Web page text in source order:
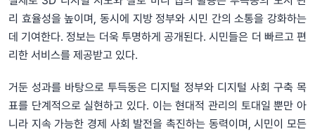
리 효율성을 높이며, 동시에 지방 정부와 시민 간의 소통을 강화하는
데 기여한다. 정보는 더욱 투명하게 공개된다. 시민들은 더 빠르고 편
리한 서비스를 제공받고 있다.
거둔 성과를 바탕으로 투득동은 디지털 정부와 디지털 사회 구축 목
표를 단계적으로 실현하고 있다. 이는 현대적 관리의 토대일 뿐만 아
니라 지속 가능한 경제 사회 발전을 촉진하는 동력이며, 시민이 모든